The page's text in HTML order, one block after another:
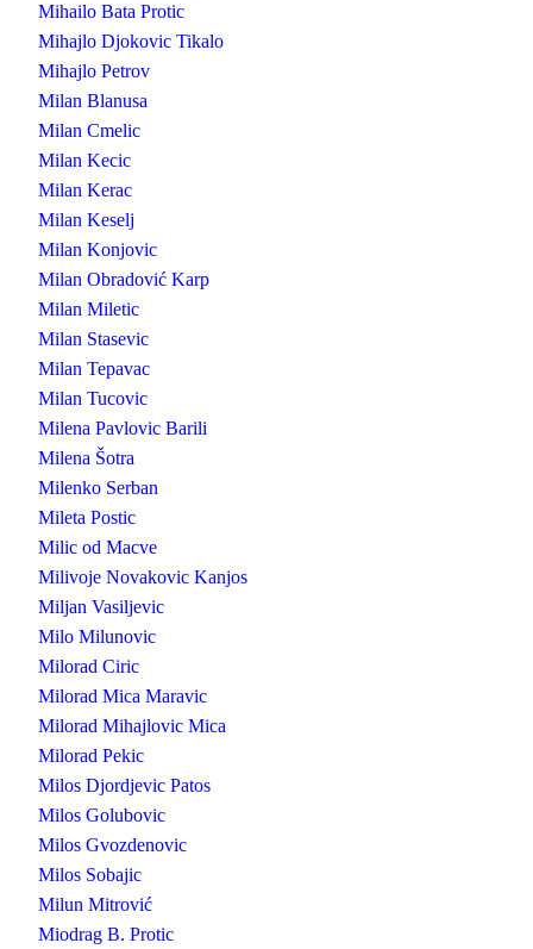
Mihailo Bata Protic
Mihajlo Djokovic Tikalo
Mihajlo Petrov
Milan Blanusa
Milan Cmelic
Milan Kecic
Milan Kerac
Milan Keselj
Milan Konjovic
Milan Obradović Karp
Milan Miletic
Milan Stasevic
Milan Tepavac
Milan Tucovic
Milena Pavlovic Barili
Milena Šotra
Milenko Serban
Mileta Postic
Milic od Macve
Milivoje Novakovic Kanjos
Miljan Vasiljevic
Milo Milunovic
Milorad Ciric
Milorad Mica Maravic
Milorad Mihajlovic Mica
Milorad Pekic
Milos Djordjevic Patos
Milos Golubovic
Milos Gvozdenovic
Milos Sobajic
Milun Mitrović
Miodrag B. Protic